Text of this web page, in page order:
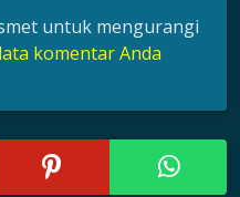
untuk mengurangi
komentar Anda